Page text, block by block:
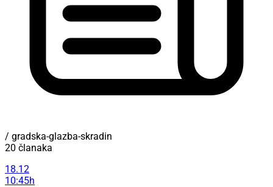
/ gradska-glazba-skradin
20 članaka
18.12
10:45h